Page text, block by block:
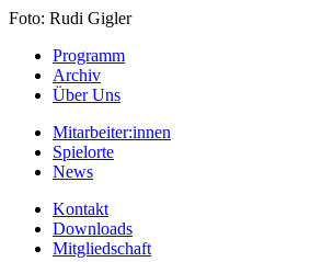
Foto: Rudi Gigler
Programm
Archiv
Über Uns
Mitarbeiter:innen
Spielorte
News
Kontakt
Downloads
Mitgliedschaft